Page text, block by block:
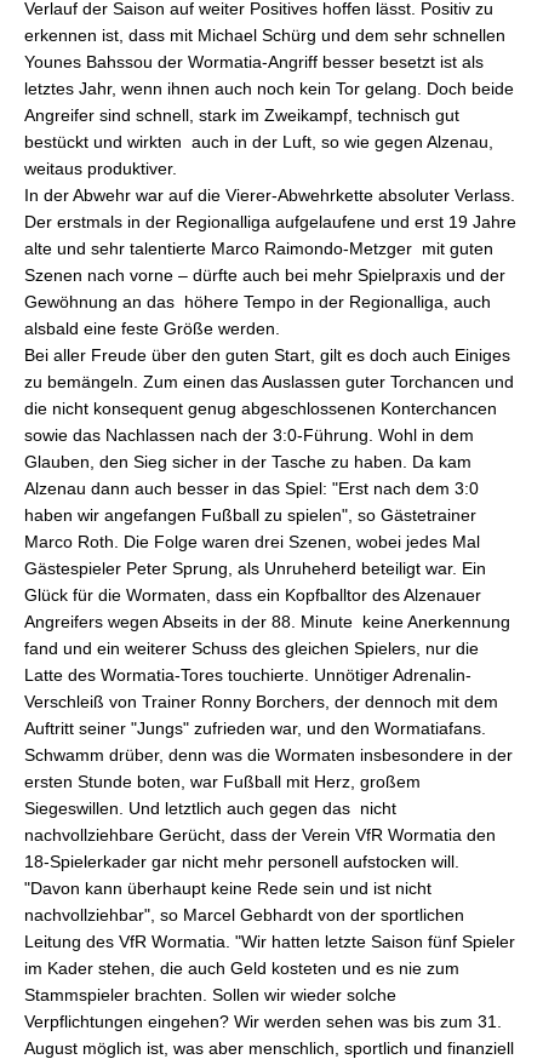
Verlauf der Saison auf weiter Positives hoffen lässt. Positiv zu
erkennen ist, dass mit Michael Schürg und dem sehr schnellen
Younes Bahssou der Wormatia-Angriff besser besetzt ist als
letztes Jahr, wenn ihnen auch noch kein Tor gelang. Doch beide
Angreifer sind schnell, stark im Zweikampf, technisch gut
bestückt und wirkten auch in der Luft, so wie gegen Alzenau,
weitaus produktiver.
In der Abwehr war auf die Vierer-Abwehrkette absoluter Verlass.
Der erstmals in der Regionalliga aufgelaufene und erst 19 Jahre
alte und sehr talentierte Marco Raimondo-Metzger  mit guten
Szenen nach vorne – dürfte auch bei mehr Spielpraxis und der
Gewöhnung an das höhere Tempo in der Regionalliga, auch
alsbald eine feste Größe werden.
Bei aller Freude über den guten Start, gilt es doch auch Einiges
zu bemängeln. Zum einen das Auslassen guter Torchancen und
die nicht konsequent genug abgeschlossenen Konterchancen
sowie das Nachlassen nach der 3:0-Führung. Wohl in dem
Glauben, den Sieg sicher in der Tasche zu haben. Da kam
Alzenau dann auch besser in das Spiel: "Erst nach dem 3:0
haben wir angefangen Fußball zu spielen", so Gästetrainer
Marco Roth. Die Folge waren drei Szenen, wobei jedes Mal
Gästespieler Peter Sprung, als Unruheherd beteiligt war. Ein
Glück für die Wormaten, dass ein Kopfballtor des Alzenauer
Angreifers wegen Abseits in der 88. Minute keine Anerkennung
fand und ein weiterer Schuss des gleichen Spielers, nur die
Latte des Wormatia-Tores touchierte. Unnötiger Adrenalin-
Verschleiß von Trainer Ronny Borchers, der dennoch mit dem
Auftritt seiner "Jungs" zufrieden war, und den Wormatiafans.
Schwamm drüber, denn was die Wormaten insbesondere in der
ersten Stunde boten, war Fußball mit Herz, großem
Siegeswillen. Und letztlich auch gegen das nicht
nachvollziehbare Gerücht, dass der Verein VfR Wormatia den
18-Spielerkader gar nicht mehr personell aufstocken will.
"Davon kann überhaupt keine Rede sein und ist nicht
nachvollziehbar", so Marcel Gebhardt von der sportlichen
Leitung des VfR Wormatia. "Wir hatten letzte Saison fünf Spieler
im Kader stehen, die auch Geld kosteten und es nie zum
Stammspieler brachten. Sollen wir wieder solche
Verpflichtungen eingehen? Wir werden sehen was bis zum 31.
August möglich ist, was aber menschlich, sportlich und finanziell